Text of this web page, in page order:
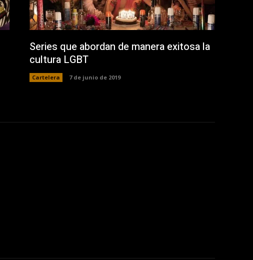
Series que abordan de manera exitosa la
cultura LGBT
Cartelera 7 de junio de 2019